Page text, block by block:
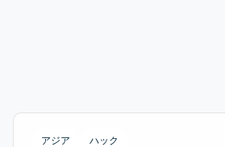
アジア ハック